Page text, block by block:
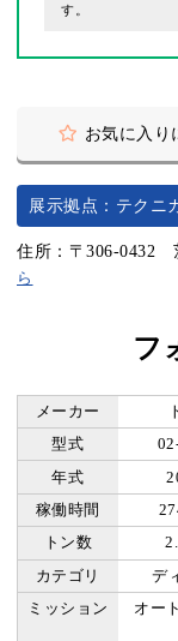
展示拠点：テクニ
住所：〒306-0432
ら
フ
メーカー
型式
年式
稼働時間
トン数
カテゴリ
デ
ミッション
オー
す。
お気に入り